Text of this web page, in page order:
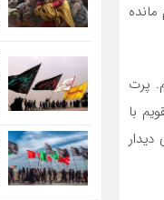
پرت
می‌شوم به ماه رمضان سال ۱۴۰۲. بهار تقویم با